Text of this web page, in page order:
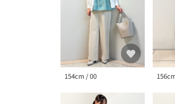
154cm / 00